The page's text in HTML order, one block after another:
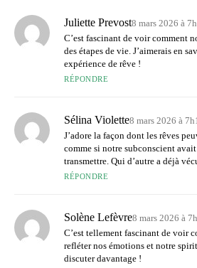
Juliette Prevost8 mars 2026 à
C’est fascinant de voir comment
des étapes de vie. J’aimerais en
expérience de rêve !
RÉPONDRE
Sélina Violette8 mars 2026 à
J’adore la façon dont les rêves
comme si notre subconscient
transmettre. Qui d’autre a déjà
RÉPONDRE
Solène Lefèvre8 mars 2026 à
C’est tellement fascinant de voir
refléter nos émotions et notre
discuter davantage !